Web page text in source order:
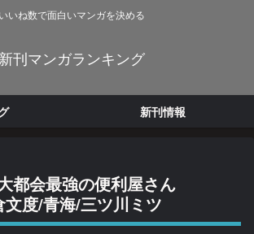
いいね数で面白いマンガを決める
新刊マンガランキング
新刊情報
都会最強の便利屋さん
文度/青海/三ツ川ミツ